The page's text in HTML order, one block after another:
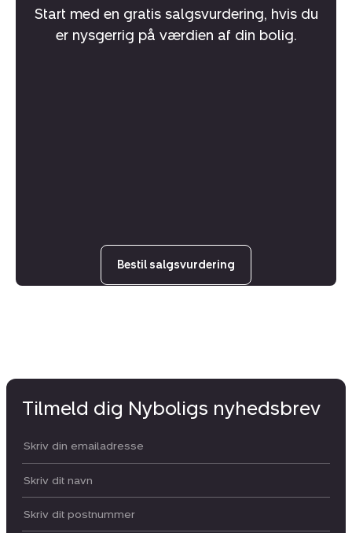
Start med en gratis salgsvurdering, hvis du
er nysgerrig på værdien af din bolig.
Bestil salgsvurdering
Tilmeld dig Nyboligs nyhedsbrev
Din email:
Dit navn:
Postnummer